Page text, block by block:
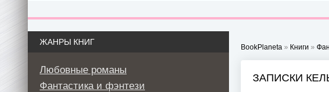
BookPlaneta » Книги »
ЗАПИСКИ
ЖАНРЫ КНИГ
Любовные романы
Фантастика и фэнтези